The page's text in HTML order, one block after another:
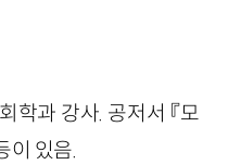
학과 강사. 공저서 『모
이 있음.